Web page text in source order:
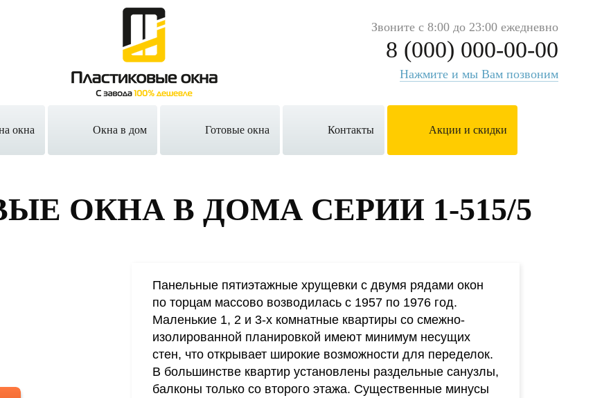
Звоните с 8:00 до 23:00 ежедневно
8 (000) 000-00-00
Нажмите и мы Вам позвоним
окна Окна в дом Готовые окна Контакты Акции и скидки
ОКНА В ДОМА СЕРИИ 1-515/5
Панельные пятиэтажные хрущевки с двумя рядами окон
по торцам массово возводилась с 1957 по 1976 год.
Маленькие 1, 2 и 3-х комнатные квартиры со смежно-
изолированной планировкой имеют минимум несущих
стен, что открывает широкие возможности для переделок.
В большинстве квартир установлены раздельные санузлы,
балконы только со второго этажа. Существенные минусы